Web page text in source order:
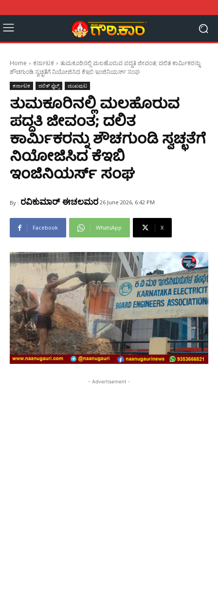
Home ಕರ್ನಾಟಕ
ತುಮಕೂರಿನಲ್ಲಿ ಮಲಹೊರುವ ಪದ್ದತಿ ಜೀವಂತ; ದಲಿತ ಕಾರ್ಮಿಕರನ್ನು
ಶೌಚಗುಂಡಿ ಸ್ವಚ್ಛತೆಗೆ ನಿಯೋಜಿಸಿದ ಕೆಇಬಿ ಇಂಜಿನಿಯರ್ಸ್ ಸಂಘ
ಕರ್ನಾಟಕ ದಲಿತ್ ಫೈಲ್ಸ್ ಮುಖಪುಟ
ತುಮಕೂರಿನಲ್ಲಿ ಮಲಹೊರುವ
ಪದ್ದತಿ ಜೀವಂತ; ದಲಿತ
ಕಾರ್ಮಿಕರನ್ನು ಶೌಚಗುಂಡಿ ಸ್ವಚ್ಛತೆಗೆ
ನಿಯೋಜಿಸಿದ ಕೆಇಬಿ
ಇಂಜಿನಿಯರ್ಸ್ ಸಂಘ
By : ರವಿಕುಮಾರ್ ಈಚಲಮರ 26 June 2026, 6:42 PM
Facebook WhatsApp X
- Advertisement -